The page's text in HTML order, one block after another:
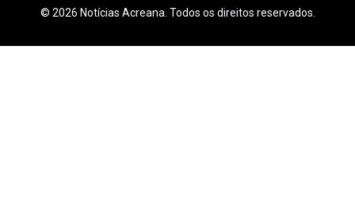
© 2026 Notícias Acreana. Todos os direitos reservados.